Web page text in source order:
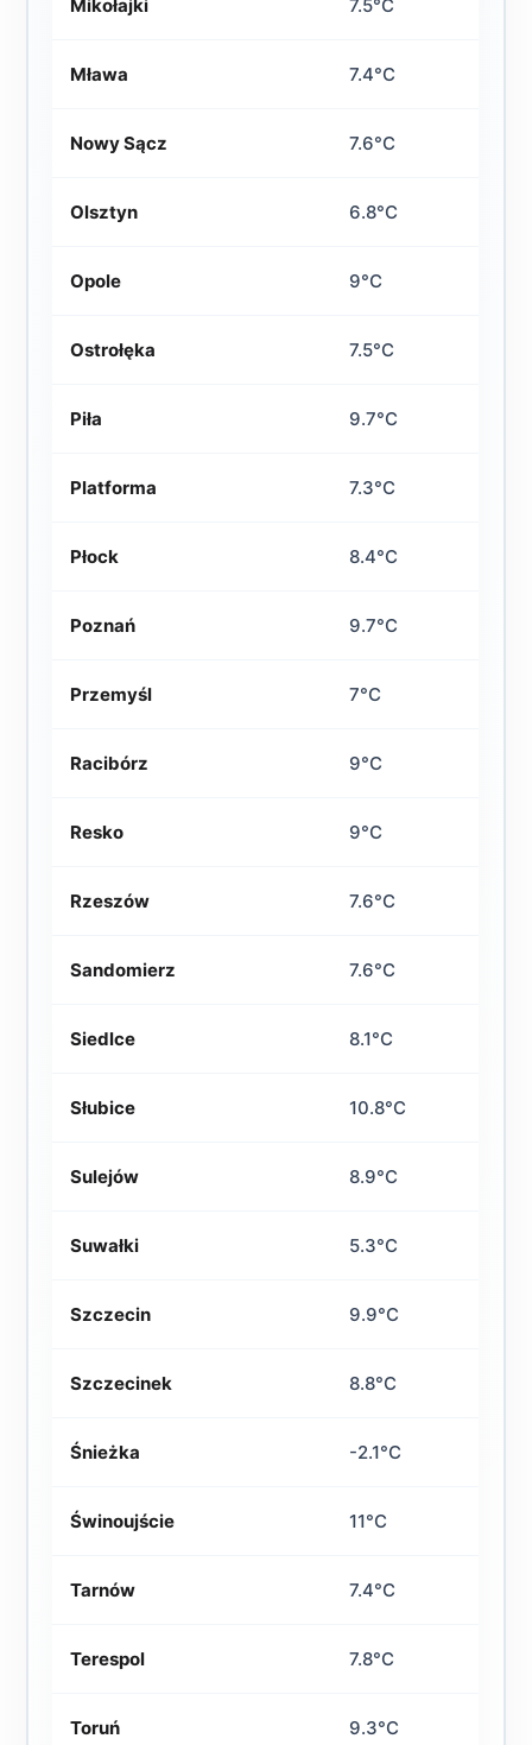
Mikołajki 7.5°C
Mława 7.4°C
Nowy Sącz 7.6°C
Olsztyn 6.8°C
Opole 9°C
Ostrołęka 7.5°C
Piła 9.7°C
Platforma 7.3°C
Płock 8.4°C
Poznań 9.7°C
Przemyśl 7°C
Racibórz 9°C
Resko 9°C
Rzeszów 7.6°C
Sandomierz 7.6°C
Siedlce 8.1°C
Słubice 10.8°C
Sulejów 8.9°C
Suwałki 5.3°C
Szczecin 9.9°C
Szczecinek 8.8°C
Śnieżka -2.1°C
Świnoujście 11°C
Tarnów 7.4°C
Terespol 7.8°C
Toruń 9.3°C